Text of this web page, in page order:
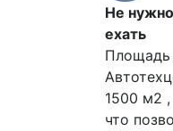
Не
ехать
Площадь
1500 м2 ,
что